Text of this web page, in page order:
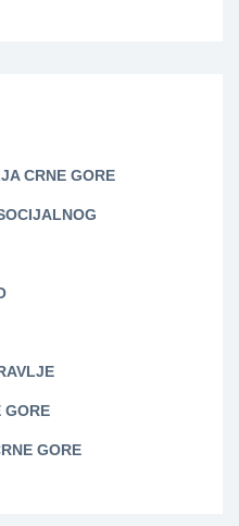
CRNE GORE
GORE
GORE